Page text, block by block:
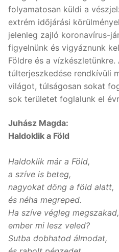
folyamatosan küldi a
extrém időjárási
jelenleg zajló koronavírus-
figyelnünk és vigyáznunk
Földre és a vízkészletünkre.
túlterjeszkedése rendkívüli
világot, túlságosan sokat
sok területet foglalunk el
Juhász Magda:
Haldoklik a Föld
Haldoklik már a Föld,
a szíve is beteg,
nagyokat döng a föld alatt,
és néha megreped.
Ha szíve végleg megszakad,
ember mi lesz veled?
Sutba dobhatod álmodat,